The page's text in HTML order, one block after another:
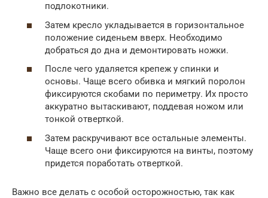
подлокотники.
Затем кресло укладывается в горизонтальное
положение сиденьем вверх. Необходимо
добраться до дна и демонтировать ножки.
После чего удаляется крепеж у спинки и
основы. Чаще всего обивка и мягкий поролон
фиксируются скобами по периметру. Их просто
аккуратно вытаскивают, поддевая ножом или
тонкой отверткой.
Затем раскручивают все остальные элементы.
Чаще всего они фиксируются на винты, поэтому
придется поработать отверткой.
Важно все делать с особой осторожностью, так как